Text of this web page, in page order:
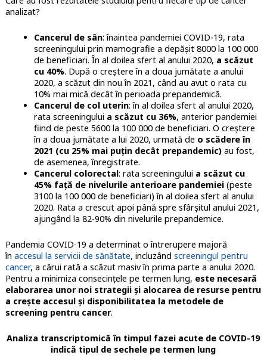
analizat?
Cancerul de sân: înaintea pandemiei COVID-19, rata
screeningului prin mamografie a depășit 8000 la 100 000
de beneficiari. În al doilea sfert al anului 2020, a scăzut
cu 40%. După o creștere în a doua jumătate a anului
2020, a scăzut din nou în 2021, când au avut o rata cu
10% mai mică decât în perioada prepandemică.
Cancerul de col uterin: în al doilea sfert al anului 2020,
rata screeningului a scăzut cu 36%, anterior pandemiei
fiind de peste 5600 la 100 000 de beneficiari. O creștere
în a doua jumătate a lui 2020, urmată de o scădere în
2021 (cu 25% mai puțin decât prepandemic)au fost,
de asemenea, înregistrate.
Cancerul colorectal: rata screeningului a scăzut cu
45% față de nivelurile anterioare pandemiei(peste
3100 la 100 000 de beneficiari) în al doilea sfert al anului
2020. Rata a crescut apoi până spre sfârșitul anului 2021,
ajungând la 82-90% din nivelurile prepandemice.
Pandemia COVID-19 a determinat o întrerupere majoră
în accesul la servicii de sănătate, incluzând screeningul pentru
cancer, a cărui rată a scăzut masiv în prima parte a anului 2020.
Pentru a minimiza consecințele pe termen lung, este necesară
elaborarea unor noi strategii și alocarea de resurse pentru
a crește accesul și disponibilitatea la metodele de
screening pentru cancer.
Analiza transcriptomică în timpul fazei acute de COVID-19
indică tipul de sechele pe termen lung